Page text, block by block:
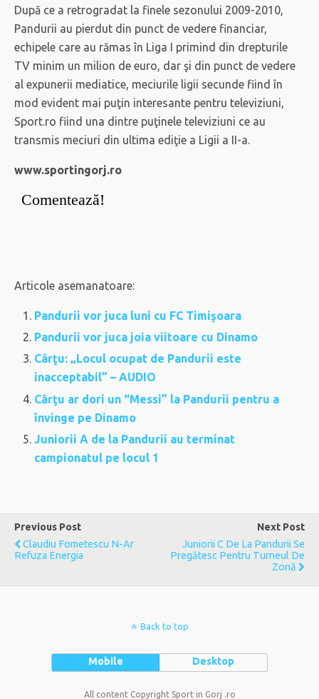
După ce a retrogradat la finele sezonului 2009-2010,
Pandurii au pierdut din punct de vedere financiar,
echipele care au rămas în Liga I primind din drepturile
TV minim un milion de euro, dar şi din punct de vedere
al expunerii mediatice, meciurile ligii secunde fiind în
mod evident mai puţin interesante pentru televiziuni,
Sport.ro fiind una dintre puţinele televiziuni ce au
transmis meciuri din ultima ediţie a Ligii a II-a.
www.sportingorj.ro
Comentează!
Articole asemanatoare:
Pandurii vor juca luni cu FC Timişoara
Pandurii vor juca joia viitoare cu Dinamo
Cârţu: „Locul ocupat de Pandurii este
inacceptabil” – AUDIO
Cârţu ar dori un “Messi” la Pandurii pentru a
învinge pe Dinamo
Juniorii A de la Pandurii au terminat
campionatul pe locul 1
Previous Post
Claudiu Fometescu N-Ar
Refuza Energia
Next Post
Juniorii C De La Pandurii Se
Pregătesc Pentru Turneul De
Zonă
Back to top
Mobile Desktop
All content Copyright Sport in Gorj .ro